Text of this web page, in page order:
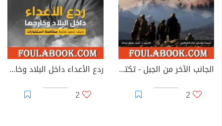
الجانب الآخر من الجبل - تكتيكات المجاهدين في الحرب الأفغانية السوفييتية
2
ردع الأعداء داخل البلاد وخارجها: كيف تصبح ضابط مكافحة استخبارات
2